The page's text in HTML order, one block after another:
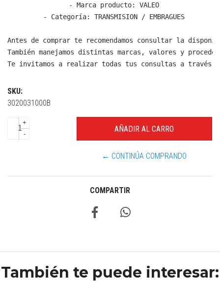
  - Marca producto: VALEO
  - Categoría: TRANSMISION / EMBRAGUES
Antes de comprar te recomendamos consultar la
También manejamos distintas marcas, valores y
Te invitamos a realizar todas tus consultas a través
SKU:
3020031000B
+
-
← CONTINÚA COMPRANDO
COMPARTIR
También te puede interesar: